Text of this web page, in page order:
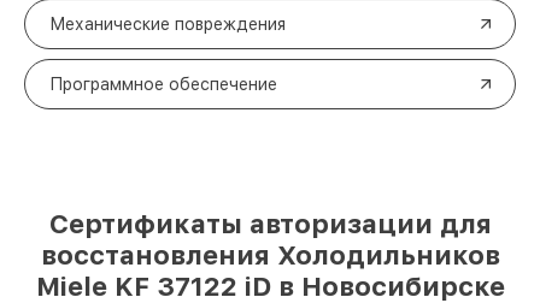
Механические повреждения
Программное обеспечение
Сертификаты авторизации для
восстановления Холодильников
Miele KF 37122 iD в Новосибирске